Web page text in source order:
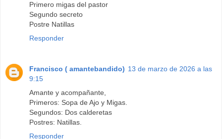
Primero migas del pastor
Segundo secreto
Postre Natillas
Responder
Francisco ( amantebandido) 13 de marzo de 2026 a las
9:15
Amante y acompañante,
Primeros: Sopa de Ajo y Migas.
Segundos: Dos calderetas
Postres: Natillas.
Responder